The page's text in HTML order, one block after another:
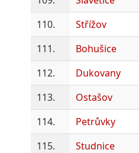
110.
Střížov
111.
Bohušice
112.
Dukovany
113.
Ostašov
114.
Petrůvky
115.
Studnice